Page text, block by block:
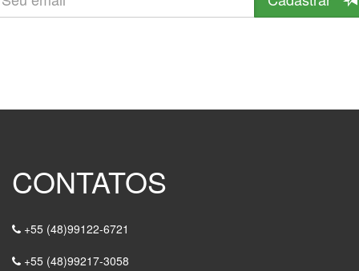
CONTATOS
+55 (48)99122-6721
+55 (48)99217-3058